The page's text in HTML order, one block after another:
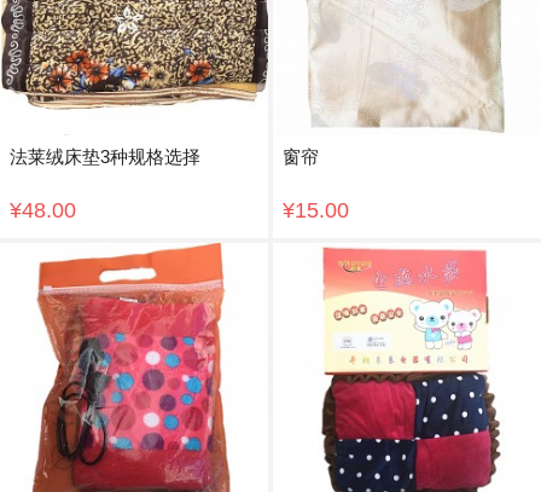
法莱绒床垫3种规格选择
¥48.00
窗帘
¥15.00